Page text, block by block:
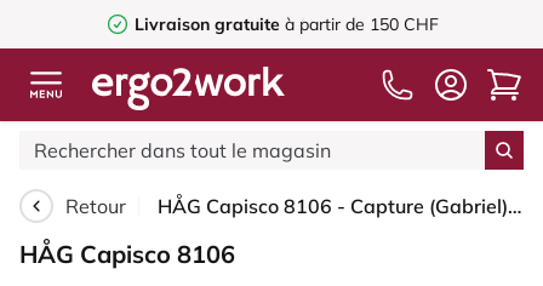
Livraison gratuite à partir de 150 CHF
Retour HÅG Capisco 8106 - Capture (Gabriel) - Laine / Polyamide - CPT5103 - Light beige - Argent - 265 mm (hauteur d’assise 53–79 cm) - Roues souples pour sols durs
HÅG Capisco 8106